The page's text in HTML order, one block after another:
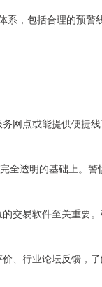
，包括合理的预
网点或能提供便捷
全透明的基础上。
交易软件至关重要
、行业论坛反馈，